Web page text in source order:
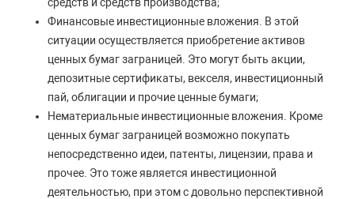
Финансовые инвестиционные вложения. В этой
ситуации осуществляется приобретение активов
ценных бумаг заграницей. Это могут быть акции,
депозитные сертификаты, векселя, инвестиционный
пай, облигации и прочие ценные бумаги;
Нематериальные инвестиционные вложения. Кроме
ценных бумаг заграницей возможно покупать
непосредственно идеи, патенты, лицензии, права и
прочее. Это тоже является инвестиционной
деятельностью, при этом с довольно перспективной